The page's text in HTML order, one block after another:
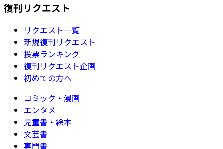
復刊リクエスト
リクエスト一覧
新規復刊リクエスト
投票ランキング
復刊リクエスト企画
初めての方へ
コミック・漫画
エンタメ
児童書・絵本
文芸書
専門書